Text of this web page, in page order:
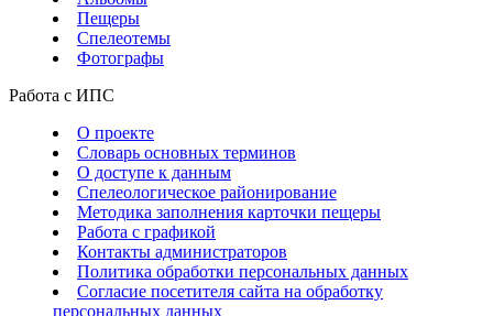
Пещеры
Спелеотемы
Фотографы
Работа с ИПС
О проекте
Словарь основных терминов
О доступе к данным
Спелеологическое районирование
Методика заполнения карточки пещеры
Работа с графикой
Контакты администраторов
Политика обработки персональных данных
Согласие посетителя сайта на обработку
персональных данных